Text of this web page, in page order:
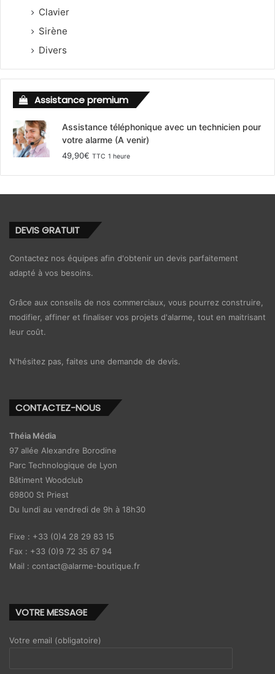
Clavier
Sirène
Divers
Assistance premium
Assistance téléphonique avec un technicien pour
votre alarme (A venir)
49,90€ TTC 1 heure
DEVIS GRATUIT
Contactez nos équipes afin d'obtenir un devis parfaitement
adapté à vos besoins.
Grâce aux conseils de nos commerciaux, vous pourrez construire,
modifier, affiner et finaliser vos projets d'alarme, tout en maitrisant
leur coût.
N'hésitez pas, faites une demande de devis.
CONTACTEZ-NOUS
Théia Média
97 allée Alexandre Borodine
Parc Technologique de Lyon
Bâtiment Woodclub
69800 St Priest
Du lundi au vendredi de 9h à 18h30
Fixe : +33 (0)4 28 29 83 15
Fax : +33 (0)9 72 35 67 94
Mail : contact@alarme-boutique.fr
VOTRE MESSAGE
Votre email (obligatoire)